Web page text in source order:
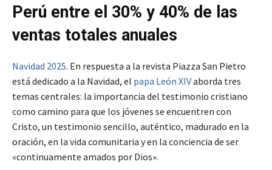
Perú entre el 30% y 40% de las
ventas totales anuales
Navidad 2025. En respuesta a la revista Piazza San Pietro
está dedicado a la Navidad, el papa León XIVaborda tres
temas centrales: la importancia del testimonio cristiano
como camino para que los jóvenes se encuentren con
Cristo, un testimonio sencillo, auténtico, madurado en la
oración, en la vida comunitaria y en la conciencia de ser
«continuamente amados por Dios».